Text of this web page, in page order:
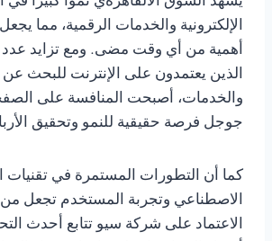
الإلكترونية والخدمات الرقمية، مما
أهمية من أي وقت مضى. ومع تزايد
الذين يعتمدون على الإنترنت للبحث عن
والخدمات، أصبحت المنافسة على
جوجل فرصة حقيقية للنمو وتحقيق
كما أن التطورات المستمرة في تقنيات
الاصطناعي وتجربة المستخدم تجعل
الاعتماد على شركة سيو تتابع أحدث